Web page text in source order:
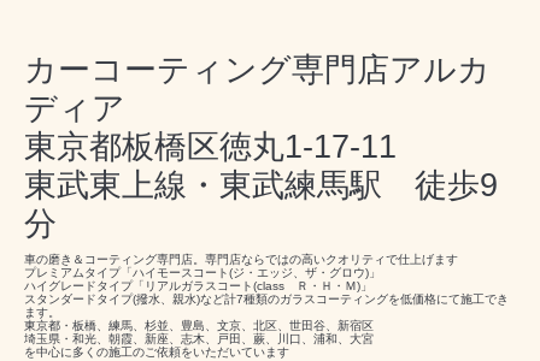
カーコーティング専門店アルカ
ディア
東京都板橋区徳丸1-17-11
東武東上線・東武練馬駅 徒歩9
分
車の磨き＆コーティング専門店。専門店ならではの高いクオリティで仕上げます
プレミアムタイプ「ハイモースコート(ジ・エッジ、ザ・グロウ)」
ハイグレードタイプ「リアルガラスコート(class Ｒ・Ｈ・Ｍ)」
スタンダードタイプ(撥水、親水)など計7種類のガラスコーティングを低価格にて施工でき
ます。
東京都・板橋、練馬、杉並、豊島、文京、北区、世田谷、新宿区
埼玉県・和光、朝霞、新座、志木、戸田、蕨、川口、浦和、大宮
を中心に多くの施工のご依頼をいただいています